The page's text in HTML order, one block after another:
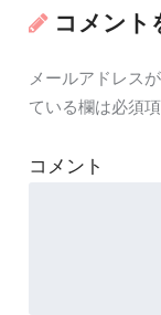
コメント
メールアドレス
ている欄は必須
コメント